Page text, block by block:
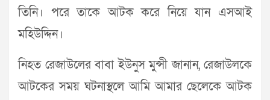
তিনি। পরে তা‌কে আটক করে নি‌য়ে যান এসআই
ম‌হিউদ্দিন।
নিহত রেজাউলের বাবা ইউনু‌স মুন্সী জানান, রেজাউলকে
আটকের সময় ঘটনাস্থ‌লে আমি আমার ছে‌লে‌কে আটক